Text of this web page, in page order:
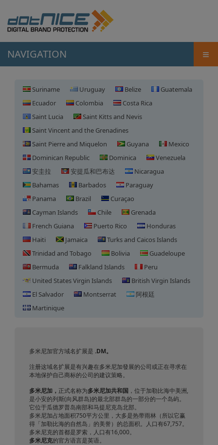
NAVIGATION ≡
Suriname Uruguay Belize
Guatemala
Ecuador
Colombia
Costa Rica
Saint Lucia
Saint Kitts and Nevis
Saint Vincent and the Grenadines
Saint Pierre and Miquelon
Guyana
Mexico
Dominican Republic
Dominica
Venezuela
安圭拉
安提瓜和巴布达
Nicaragua
Bahamas
Barbados
Paraguay
Panama
Brazil
Curaçao
Cayman Islands
Chile
Grenada
French Guiana
Puerto Rico
Honduras
Haiti
Jamaica
Turks and Caicos Islands
Trinidad and Tobago
Bolivia
Guadeloupe
Bermuda
Falkland Islands
Peru
United States Virgin Islands
British Virgin Islands
El Salvador
Montserrat
阿根廷
Martinique
多米尼加官方域名扩展是 .DM。
注册这域名扩展是有兴趣在多米尼加發展的公司或正在寻求在
本地保护自己商标的公司的建议策略。
多米尼加， 正式名称为多米尼加共和国 ，位于加勒比海中美洲,
是小安的列斯(向风群岛)的最北部群岛的一部分的一个岛屿。
它位于瓜德罗普岛南部和马提尼克岛北部。
多米尼加占地面积750平方公里，大多是热带雨林（所以它赢
得「加勒比海的自然岛」的美誉）的总面积。人口有67,757。
多米尼克的首都是罗索，人口有16,000。
多米尼克的官方语言是英语。